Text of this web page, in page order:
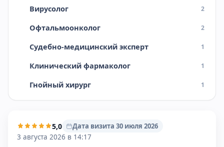
Вирусолог 2
Офтальмоонколог 2
Судебно-медицинский эксперт 1
Клинический фармаколог 1
Гнойный хирург 1
5,0
Дата визита 30 июля 2026
3 августа 2026 в 14:17